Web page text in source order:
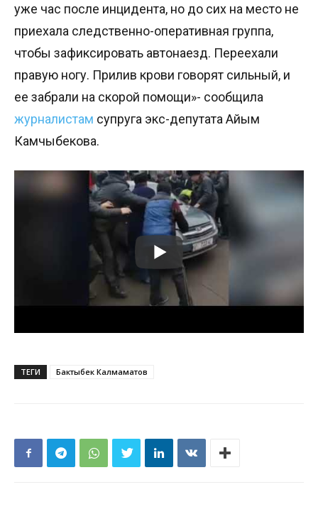
уже час после инцидента, но до сих на место не
приехала следственно-оперативная группа,
чтобы зафиксировать автонаезд. Переехали
правую ногу. Прилив крови говорят сильный, и
ее забрали на скорой помощи»- сообщила
журналистам супруга экс-депутата Айым
Камчыбекова.
ТЕГИ Бактыбек Калмаматов